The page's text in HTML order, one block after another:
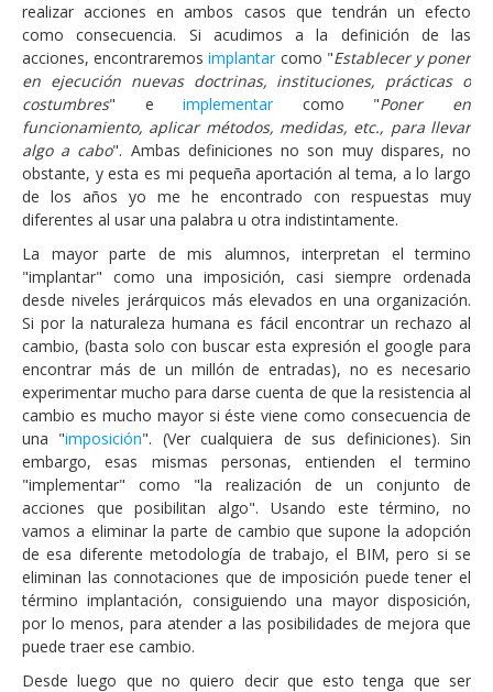
realizar acciones en ambos casos que tendrán un efecto
como consecuencia. Si acudimos a la definición de las
acciones, encontraremosimplantarcomo "Establecer y poner
en ejecución nuevas doctrinas, instituciones, prácticas o
costumbres" eimplementarcomo "Poner en
funcionamiento, aplicar métodos, medidas, etc., para llevar
algo a cabo". Ambas definiciones no son muy dispares, no
obstante, y esta es mi pequeña aportación al tema, a lo largo
de los años yo me he encontrado con respuestas muy
diferentes al usar una palabra u otra indistintamente.
La mayor parte de mis alumnos, interpretan el termino
"implantar" como una imposición, casi siempre ordenada
desde niveles jerárquicos más elevados en una organización.
Si por la naturaleza humana es fácil encontrar un rechazo al
cambio, (basta solo con buscar esta expresión el google para
encontrar más de un millón de entradas), no es necesario
experimentar mucho para darse cuenta de que la resistencia al
cambio es mucho mayor si éste viene como consecuencia de
una "imposición". (Ver cualquiera de sus definiciones). Sin
embargo, esas mismas personas, entienden el termino
"implementar" como "la realización de un conjunto de
acciones que posibilitan algo". Usando este término, no
vamos a eliminar la parte de cambio que supone la adopción
de esa diferente metodología de trabajo, el BIM, pero si se
eliminan las connotaciones que de imposición puede tener el
término implantación, consiguiendo una mayor disposición,
por lo menos, para atender a las posibilidades de mejora que
puede traer ese cambio.
Desde luego que no quiero decir que esto tenga que ser